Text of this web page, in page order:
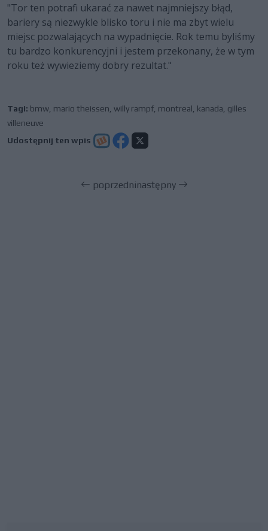
"Tor ten potrafi ukarać za nawet najmniejszy błąd,
bariery są niezwykle blisko toru i nie ma zbyt wielu
miejsc pozwalających na wypadnięcie. Rok temu byliśmy
tu bardzo konkurencyjni i jestem przekonany, że w tym
roku też wywieziemy dobry rezultat."
Tagi: bmw mario theissen willy rampf montreal kanada gilles
villeneuve
Udostępnij ten wpis
poprzedninastępny